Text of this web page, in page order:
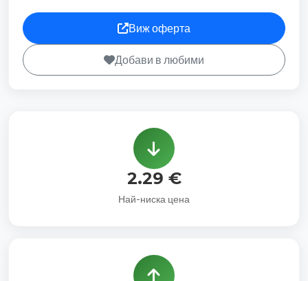
Виж оферта
Добави в любими
2.29 €
Най-ниска цена